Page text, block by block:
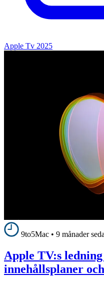
Apple Tv 2025
9to5Mac • 9 månader
Apple TV:s
innehållsplaner